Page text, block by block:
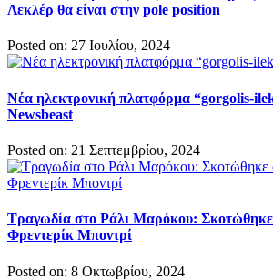
Λεκλέρ θα είναι στην pole position
Posted on: 27 Ιουλίου, 2024
Νέα ηλεκτρονική πλατφόρμα “gorgolis-
Newsbeast
Posted on: 21 Σεπτεμβρίου, 2024
Τραγωδία στο Ράλι Μαρόκου:
Φρεντερίκ Μποντρί
Posted on: 8 Οκτωβρίου, 2024